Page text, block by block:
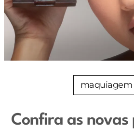
maquiagem
Confira as novas